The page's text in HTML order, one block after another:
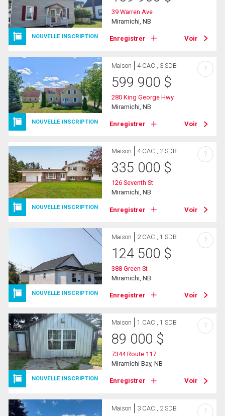
NOUVELLE INSCRIPTION
39 Warren Ave
Miramichi, NB
Enregistrer Voir
NOUVELLE INSCRIPTION
Maison 4 CAC , 3 SDB
599 900 $
280 King George Hwy
Miramichi, NB
Enregistrer Voir
?
NOUVELLE INSCRIPTION
Maison 4 CAC , 2 SDB
335 000 $
126 Seventh St
Miramichi, NB
Enregistrer Voir
?
NOUVELLE INSCRIPTION
Maison 2 CAC , 1 SDB
124 500 $
388 Green St
Miramichi, NB
Enregistrer Voir
?
NOUVELLE INSCRIPTION
Maison 1 CAC , 1 SDB
89 000 $
7344 Route 117
Miramichi Bay, NB
Enregistrer Voir
?
Maison 3 CAC , 2 SDB ?